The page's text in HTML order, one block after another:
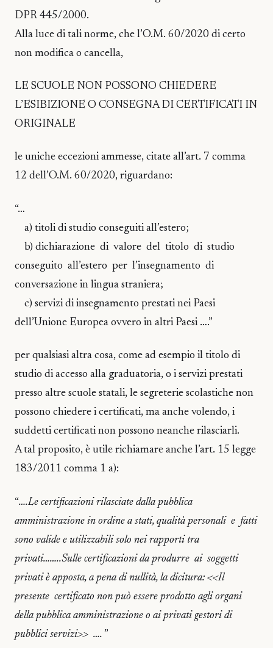
DPR 445/2000.
Alla luce di tali norme, che l’O.M. 60/2020 di certo
non modifica o cancella,
LE SCUOLE NON POSSONO CHIEDERE
L’ESIBIZIONE O CONSEGNA DI CERTIFICATI IN
ORIGINALE
le uniche eccezioni ammesse, citate all’art. 7 comma
12 dell’O.M. 60/2020, riguardano:
“…
a) titoli di studio conseguiti all’estero;
b) dichiarazione di valore del titolo di studio
conseguito all’estero per l’insegnamento di
conversazione in lingua straniera;
c) servizi di insegnamento prestati nei Paesi
dell’Unione Europea ovvero in altri Paesi ….”
per qualsiasi altra cosa, come ad esempio il titolo di
studio di accesso alla graduatoria, o i servizi prestati
presso altre scuole statali, le segreterie scolastiche non
possono chiedere i certificati, ma anche volendo, i
suddetti certificati non possono neanche rilasciarli.
A tal proposito, è utile richiamare anche l’art. 15 legge
183/2011 comma 1 a):
“….Le certificazioni rilasciate dalla pubblica
amministrazione in ordine a stati, qualità personali e fatti
sono valide e utilizzabili solo nei rapporti tra
privati……..Sulle certificazioni da produrre ai soggetti
privati è apposta, a pena di nullità, la dicitura: <<Il
presente certificato non può essere prodotto agli organi
della pubblica amministrazione o ai privati gestori di
pubblici servizi>> …. ”